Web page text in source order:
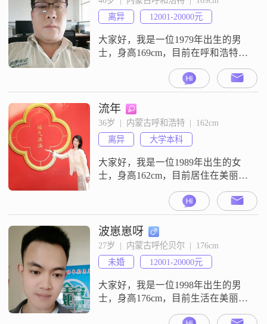
提升自己##3002##我性格幽默风
趣，总是能给人带来欢笑##3002##
我
离异
12001-20000元
大家好，我是一位1979年出生的男
士，身高169cm，目前在呼和浩特工
20000元之间，拥有大学本科学历
##3002##我性格随和，容易相处，
给人一种稳重的感觉，朋友们都认
为我很可靠##3002##在生活中，我
比较喜欢自己动手做一些美食，尤
其是家常菜##3002##我觉得烹饪不
流年
36岁  |  内蒙古呼和浩特  |  162cm
离异
大学本科
大家好，我是一位1989年出生的女
士，身高162cm，目前居住在美丽的
学历，在一家不错的公司工作，月
收入在8001到12000元之间##3002##
我性格独立自信，相信自己能够处
理生活中的各种挑战##3002##平时
我是一个开朗爱笑的人，喜欢用笑
容来面对生活中的每一天##3002#
波崽崽呀
27岁  |  内蒙古呼伦贝尔  |  176cm
未婚
12001-20000元
大家好，我是一位1998年出生的男
士，身高176cm，目前生活在美丽的